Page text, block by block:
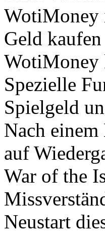
WotiMoney
Geld
WotiMoney
Spezielle
Spielgeld
Nach einem
auf
War of the
Neustart